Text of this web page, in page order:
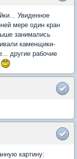
Увиденное
мере один кран
занимались
каменщики-
другие рабочие
картину: